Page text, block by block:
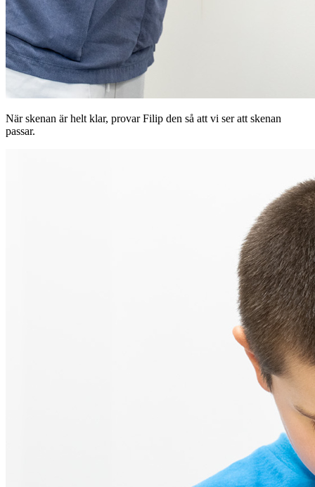
När skenan är helt klar, provar Filip den så att vi ser att skenan
passar.